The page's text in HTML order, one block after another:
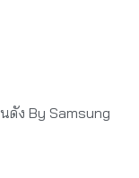
ดัง By Samsung